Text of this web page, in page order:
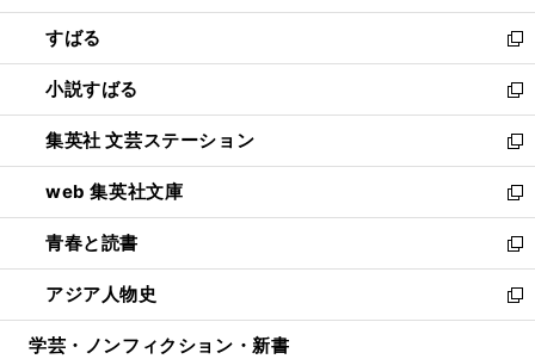
開
く
ウ
で
開
く
ン
ド
ウ
で
開
く
すばる
新
し
い
ウ
ィ
ン
ド
ウ
で
開
く
小説すばる
新
し
い
ウ
ィ
ン
ド
ウ
で
開
集英社 文芸ステーション
新
し
い
ウ
ィ
ン
ド
ウ
web 集英社文庫
新
し
い
ウ
ィ
ン
青春と読書
新
し
い
ウ
アジア人物史
新
し
学芸・ノンフィクション・新書